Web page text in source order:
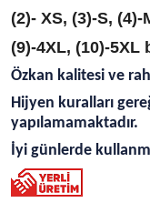
(2)- XS, (3)-S, (4)-
(9)-4XL, (10)-5XL
Özkan kalitesi ve
Hijyen kuralları
yapılamamaktadır.
İyi günlerde